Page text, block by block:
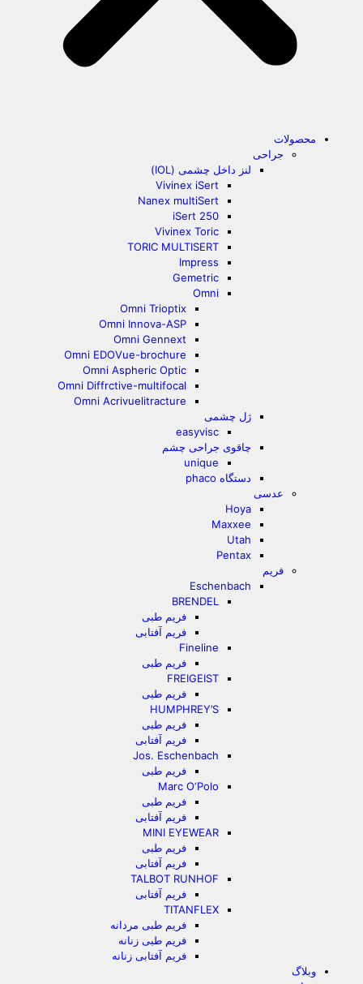
محصولات
جراحی
لنز داخل چشمی (IOL)
Vivinex iSert
Nanex multiSert
iSert 250
Vivinex Toric
TORIC MULTISERT
Impress
Gemetric
Omni
Omni Trioptix
Omni Innova-ASP
Omni Gennext
Omni EDOVue-brochure
Omni Aspheric Optic
Omni Diffrctive-multifocal
Omni Acrivuelitracture
ژل چشمی
easyvisc
چاقوی جراحی چشم
unique
دستگاه phaco
عدسی
Hoya
Maxxee
Utah
Pentax
فریم
Eschenbach
BRENDEL
فریم طبی
فریم آفتابی
Fineline
فریم طبی
FREIGEIST
فریم طبی
HUMPHREY’S
فریم طبی
فریم آفتابی
Jos. Eschenbach
فریم طبی
Marc O‘Polo
فریم طبی
فریم آفتابی
MINI EYEWEAR
فریم طبی
فریم آفتابی
TALBOT RUNHOF
فریم آفتابی
TITANFLEX
فریم طبی مردانه
فریم طبی زنانه
فریم آفتابی زنانه
وبلاگ